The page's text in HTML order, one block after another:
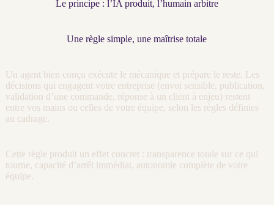
Le principe : l’IA produit, l’humain arbitre
Une règle simple, une maîtrise totale
Un agent bien conçu exécute le mécanique et prépare le reste. Les
décisions qui engagent votre entreprise (envoi sensible, publication,
validation d’une commande, réponse à un client à enjeu) restent
entre vos mains ou celles de votre équipe, selon les règles définies
au cadrage.
Cette règle produit un effet concret : transparence totale sur ce qui
tourne, capacité d’arrêt immédiat, autonomie complète de votre
équipe.